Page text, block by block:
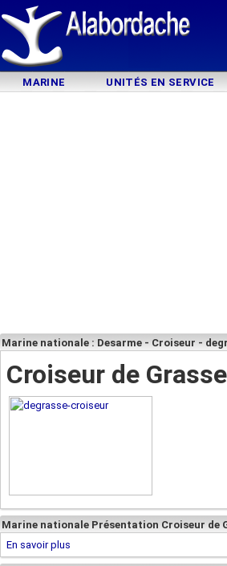
MARINE UNITÉS EN SERVICE
Marine nationale : Desarme - Croiseur -
Croiseur de Grasse
Marine nationale Présentation Croiseur de
En savoir plus